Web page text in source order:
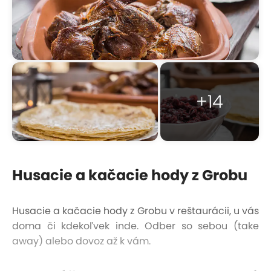
+14
Husacie a kačacie hody z Grobu
Husacie a kačacie hody z Grobu v reštaurácii, u vás
doma či kdekoľvek inde. Odber so sebou (take
away) alebo dovoz až k vám.